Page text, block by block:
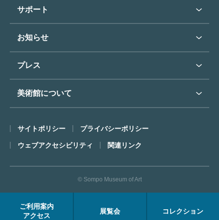
ご利用案内
アクセス
展覧会 コレクション
フロアマップ
ミュージアムショップ
カフェ
東郷青児
コレクションハイライト
教育普及トップ
オンラインで美術鑑賞
博物館実習について
サポート
よくあるご質問
東郷⻘児作品著作権申請
お知らせ
お知らせトップ
プレス
プレスリリーストップ
美術館について
ごあいさつ
コンセプト
沿革
FACEアーカイブス
サイトポリシー プライバシーポリシー
ウェブアクセシビリティ 関連リンク
© Sompo Museum of Art